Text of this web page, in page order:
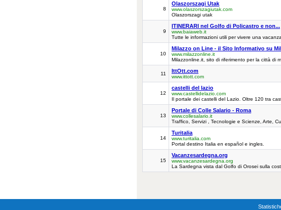
8
Olaszorszagi Utak
www.olaszorszagiutak.com
Olaszorszagi utak
9
ITINERARI nel Golfo di Policastro e non...
www.baiaweb.it
Tutte le informazioni utili per vivere una
10
Milazzo on Line - il Sito Informativo su
www.milazzonline.it
Milazzonline.it, sito di riferimento per la città di
11 IttOtt.com
www.ittott.com
12
castelli del lazio
www.castellidelazio.com
Il portale dei castelli del Lazio. Oltre 120 tra
13
Portale di Colle Salario - Roma
www.collesalario.it
Traffico, Servizi , Tecnologie e Scienze, Arte,
14
Turitalia
www.turitalia.com
Portal destino Italia en español e ingles.
15
Vacanzesardegna.org
www.vacanzesardegna.org
La Sardegna vista dal Golfo di Orosei sulla